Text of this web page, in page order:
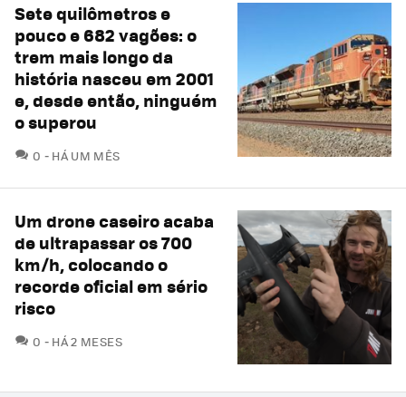
Sete quilômetros e
pouco e 682 vagões: o
trem mais longo da
história nasceu em 2001
e, desde então, ninguém
o superou
0 COMENTÁRIOS
HÁ UM MÊS
Um drone caseiro acaba
de ultrapassar os 700
km/h, colocando o
recorde oficial em sério
risco
0 COMENTÁRIOS
HÁ 2 MESES